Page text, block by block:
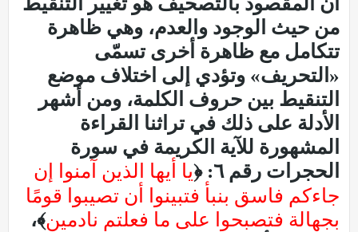
من حيث الوجود والعدم، وهي ظاهرة
تتكامل مع ظاهرة أخرى تسمّى
«التحريف» وتؤدي إلى اختلاف موضع
التنقيط بين حروف الكلمة، ومن أشهر
الأدلة على ذلك في تراثنا القراءة
المشهورة للآية الكريمة في سورة
الحجرات رقم ٦: ﴿
يا أيها الذين آمنوا إن
جاءكم فاسق بنبأ فتبينوا أن تصيبوا قومًا
بجهالة فتصبحوا على ما فعلتم نادمين﴾،